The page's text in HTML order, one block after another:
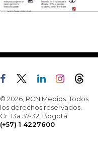
© 2026, RCN Medios. Todos
los derechos reservados.
Cr. 13a 37-32, Bogotá
(+57) 1 4227600